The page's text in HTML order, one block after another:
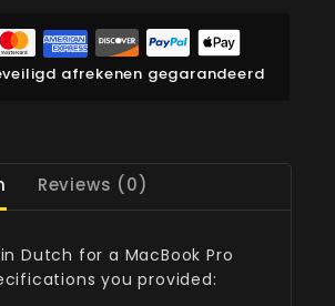
afrekenen gegarandeerd
Reviews (0)
Dutch for a MacBook Pro
you provided: